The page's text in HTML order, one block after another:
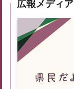
広報メディア